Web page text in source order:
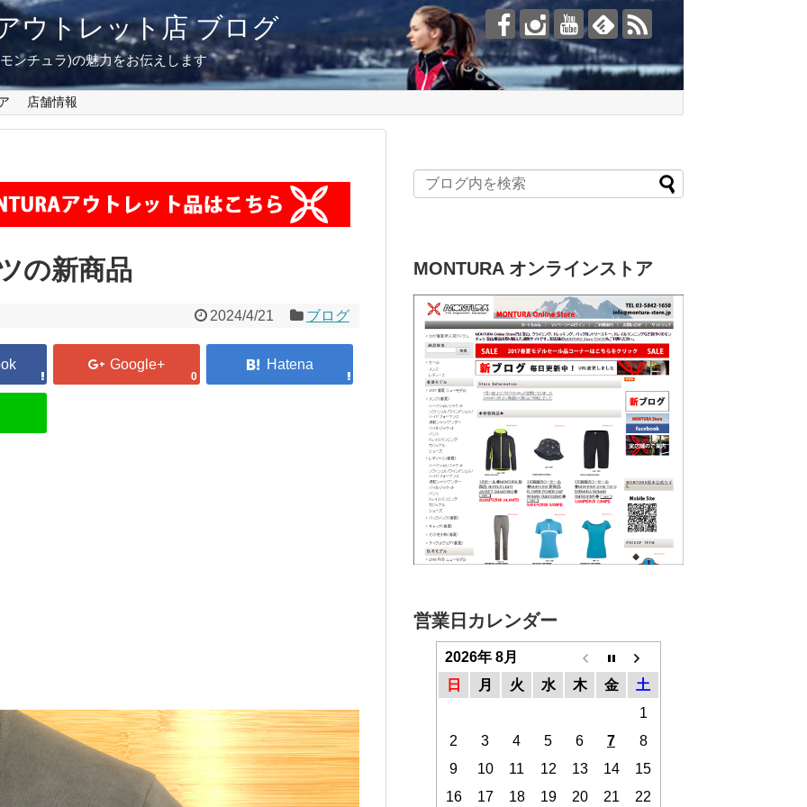
ウトレット店 ブログ
ンチュラ)の魅力をお伝えします
店舗情報
の新商品
2024/4/21 ブログ
0
MONTURA オンラインストア
営業日カレンダー
2026年 8月
日
月 火 水 木 金
土
1
2
3 4 5 6 7
8
9
10 11 12 13 14
15
16
17 18 19 20 21 22